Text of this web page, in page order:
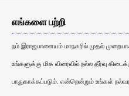
எங்களை பற்றி
நம் இராஜபாளையம் மாநகரில் முதல்
உங்களுக்கு மிக விரைவில் நல்ல தீர்வு
பாதுகாக்கப்படும். என்றென்றும் உங்கள்